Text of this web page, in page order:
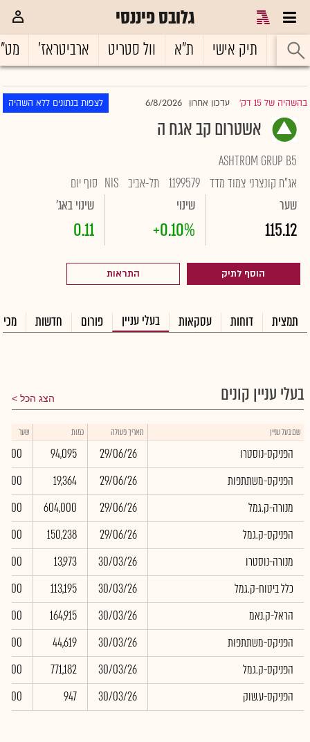
גלובס פיננסי
ראשי תיק אישי ת"א וול סטריט ארביטראז'
בהשהיה של 15 דק' |עדכון אחרון 6/8/2026 לצפות בנתונים ללא השהיה
אשטרום קב אגח ה
ASHTROM GRUP B5
אג"ח קונצרני צמוד מדד 1199579 תל-אביב NIS סוף יום
שער
115.12
שינוי
+0.10%
שינוי באג'
0.11
הוסף לתיק התראות
תמצית דוחות עסקאות בעלי עניין פורום חדשות
בעלי עניין קונים הצג הכל
שם בעל עניין תאריך פעולה כמות שער
הפניקס-נוסטרו 29/06/26
94,095
0.00
הפניקס-משתתפות
29/06/26
19,364
0.00
מנורה-ק.גמל
29/06/26
604,000
0.00
הפניקס-ק.גמל
29/06/26
150,238
0.00
מנורה-נוסטרו
30/03/26
13,973
0.00
כלל ביטוח-ק.גמל
30/03/26
113,195
0.00
הראל-ק.נאמ
30/03/26
164,915
0.00
הפניקס-משתתפות
30/03/26
44,619
0.00
הפניקס-ק.גמל
30/03/26
771,182
0.00
הפניקס-ע.שוק
30/03/26
947
0.00